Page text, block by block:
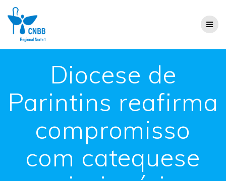
Diocese de
Parintins reafirma
compromisso
com catequese